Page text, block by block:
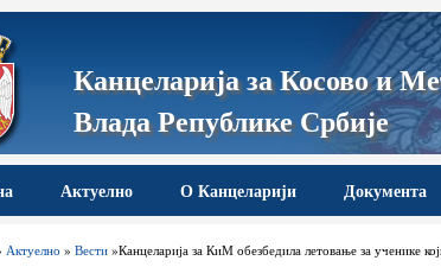
Канцеларија за Косово и
Влада Републике Србије
Актуелно О Канцеларији Документа
Актуелно »Вести »Канцеларија за КиМ обезбедила летовање за ученике